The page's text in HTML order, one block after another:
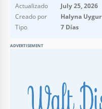
Actualizado
July 25, 2026
Creado por
Halyna Uygur
Tipo
7 Días
ADVERTISEMENT